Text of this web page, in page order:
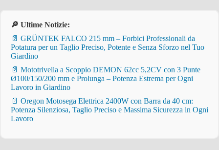
🔎 Ultime Notizie:
📄 GRÜNTEK FALCO 215 mm – Forbici Professionali da
Potatura per un Taglio Preciso, Potente e Senza Sforzo nel Tuo
Giardino
📄 Mototrivella a Scoppio DEMON 62cc 5,2CV con 3 Punte
Ø100/150/200 mm e Prolunga – Potenza Estrema per Ogni
Lavoro in Giardino
📄 Oregon Motosega Elettrica 2400W con Barra da 40 cm:
Potenza Silenziosa, Taglio Preciso e Massima Sicurezza in Ogni
Lavoro